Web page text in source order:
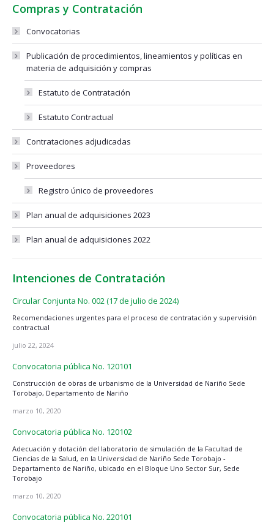
Compras y Contratación
Convocatorias
Publicación de procedimientos, lineamientos y políticas en
materia de adquisición y compras
Estatuto de Contratación
Estatuto Contractual
Contrataciones adjudicadas
Proveedores
Registro único de proveedores
Plan anual de adquisiciones 2023
Plan anual de adquisiciones 2022
Intenciones de Contratación
Circular Conjunta No. 002 (17 de julio de 2024)
Recomendaciones urgentes para el proceso de contratación y supervisión
contractual
julio 22, 2024
Convocatoria pública No. 120101
Construcción de obras de urbanismo de la Universidad de Nariño Sede
Torobajo, Departamento de Nariño
marzo 10, 2020
Convocatoria pública No. 120102
Adecuación y dotación del laboratorio de simulación de la Facultad de
Ciencias de la Salud, en la Universidad de Nariño Sede Torobajo -
Departamento de Nariño, ubicado en el Bloque Uno Sector Sur, Sede
Torobajo
marzo 10, 2020
Convocatoria pública No. 220101